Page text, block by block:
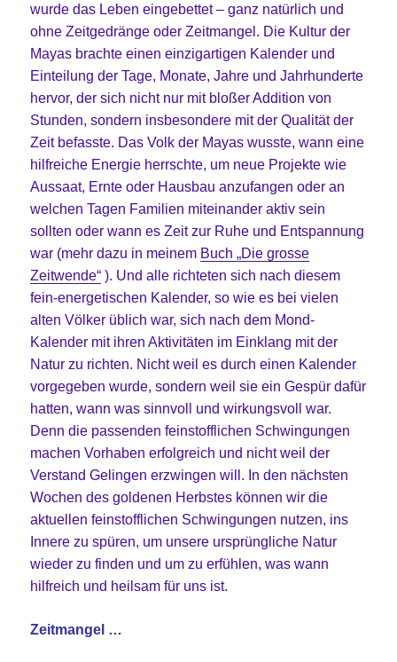
wurde das Leben eingebettet – ganz natürlich und
ohne Zeitgedränge oder Zeitmangel. Die Kultur der
Mayas brachte einen einzigartigen Kalender und
Einteilung der Tage, Monate, Jahre und Jahrhunderte
hervor, der sich nicht nur mit bloßer Addition von
Stunden, sondern insbesondere mit der Qualität der
Zeit befasste. Das Volk der Mayas wusste, wann eine
hilfreiche Energie herrschte, um neue Projekte wie
Aussaat, Ernte oder Hausbau anzufangen oder an
welchen Tagen Familien miteinander aktiv sein
sollten oder wann es Zeit zur Ruhe und Entspannung
war (mehr dazu in meinem Buch „Die grosse
Zeitwende“ ). Und alle richteten sich nach diesem
fein-energetischen Kalender, so wie es bei vielen
alten Völker üblich war, sich nach dem Mond-
Kalender mit ihren Aktivitäten im Einklang mit der
Natur zu richten. Nicht weil es durch einen Kalender
vorgegeben wurde, sondern weil sie ein Gespür dafür
hatten, wann was sinnvoll und wirkungsvoll war.
Denn die passenden feinstofflichen Schwingungen
machen Vorhaben erfolgreich und nicht weil der
Verstand Gelingen erzwingen will. In den nächsten
Wochen des goldenen Herbstes können wir die
aktuellen feinstofflichen Schwingungen nutzen, ins
Innere zu spüren, um unsere ursprüngliche Natur
wieder zu finden und um zu erfühlen, was wann
hilfreich und heilsam für uns ist.
Zeitmangel …